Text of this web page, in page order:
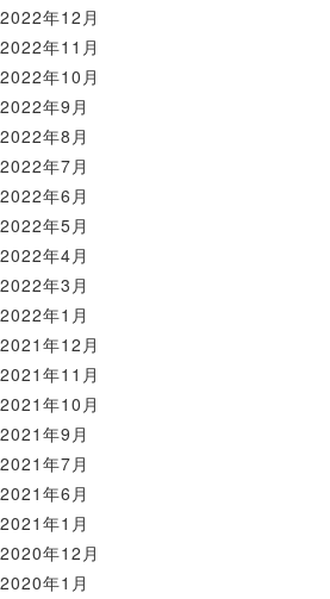
2022年12月
2022年11月
2022年10月
2022年9月
2022年8月
2022年7月
2022年6月
2022年5月
2022年4月
2022年3月
2022年1月
2021年12月
2021年11月
2021年10月
2021年9月
2021年7月
2021年6月
2021年1月
2020年12月
2020年1月